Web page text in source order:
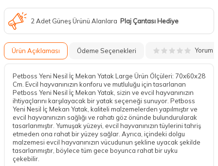
2 Adet Güneş Ürünü Alanlara Plaj Çantası Hediye
Ürün Açıklaması Ödeme Seçenekleri Yorum
Petboss Yeni Nesil İç Mekan Yatak Large Ürün Ölçüleri: 70x60x28
Cm. Evcil hayvanınızın konforu ve mutluluğu için tasarlanan
Petboss Yeni Nesil İç Mekan Yatak, sizin ve evcil hayvanınızın
ihtiyaçlarını karşılayacak bir yatak seçeneği sunuyor. Petboss
Yeni Nesil İç Mekan Yatak, kaliteli malzemelerden yapılmıştır ve
evcil hayvanınızın sağlığı ve rahatı göz önünde bulundurularak
tasarlanmıştır. Yumuşak yüzeyi, evcil hayvanınızın tüylerini tahriş
etmeden ona rahat bir yüzey sağlar. Ayrıca, içindeki dolgu
malzemesi evcil hayvanınızın vücudunun şekline uyacak şekilde
tasarlanmıştır, böylece tüm gece boyunca rahat bir uyku
çekebilir.